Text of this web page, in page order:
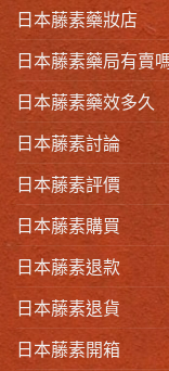
日本藤素藥妝店
日本藤素藥局有賣
日本藤素藥效多久
日本藤素討論
日本藤素評價
日本藤素購買
日本藤素退款
日本藤素退貨
日本藤素開箱